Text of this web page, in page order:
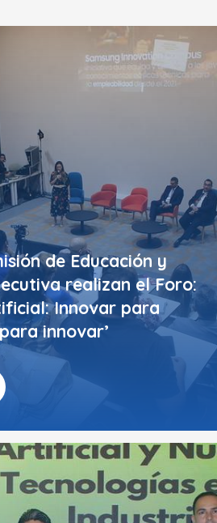
de Educación y
realizan el Foro:
Innovar para
innovar’